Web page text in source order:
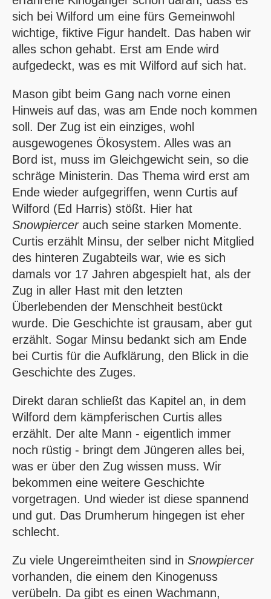
sich bei Wilford um eine fürs Gemeinwohl
wichtige, fiktive Figur handelt. Das haben wir
alles schon gehabt. Erst am Ende wird
aufgedeckt, was es mit Wilford auf sich hat.
Mason gibt beim Gang nach vorne einen
Hinweis auf das, was am Ende noch kommen
soll. Der Zug ist ein einziges, wohl
ausgewogenes Ökosystem. Alles was an
Bord ist, muss im Gleichgewicht sein, so die
schräge Ministerin. Das Thema wird erst am
Ende wieder aufgegriffen, wenn Curtis auf
Wilford (Ed Harris) stößt. Hier hat
Snowpiercerauch seine starken Momente.
Curtis erzählt Minsu, der selber nicht Mitglied
des hinteren Zugabteils war, wie es sich
damals vor 17 Jahren abgespielt hat, als der
Zug in aller Hast mit den letzten
Überlebenden der Menschheit bestückt
wurde. Die Geschichte ist grausam, aber gut
erzählt. Sogar Minsu bedankt sich am Ende
bei Curtis für die Aufklärung, den Blick in die
Geschichte des Zuges.
Direkt daran schließt das Kapitel an, in dem
Wilford dem kämpferischen Curtis alles
erzählt. Der alte Mann - eigentlich immer
noch rüstig - bringt dem Jüngeren alles bei,
was er über den Zug wissen muss. Wir
bekommen eine weitere Geschichte
vorgetragen. Und wieder ist diese spannend
und gut. Das Drumherum hingegen ist eher
schlecht.
Zu viele Ungereimtheiten sind in Snowpiercer
vorhanden, die einem den Kinogenuss
verübeln. Da gibt es einen Wachmann,